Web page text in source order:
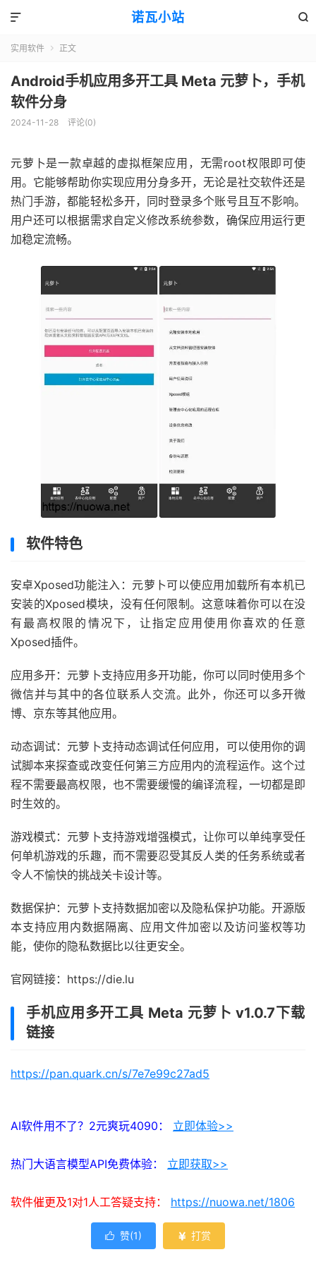
诺瓦小站 

实用软件  正文
Android手机应用多开工具 Meta 元萝卜，手机
软件分身
2024-11-28 评论(0)
元萝卜是一款卓越的虚拟框架应用，无需root权限即可使
用。它能够帮助你实现应用分身多开，无论是社交软件还是
热门手游，都能轻松多开，同时登录多个账号且互不影响。
用户还可以根据需求自定义修改系统参数，确保应用运行更
加稳定流畅。
软件特色
安卓Xposed功能注入：元萝卜可以使应用加载所有本机已
安装的Xposed模块，没有任何限制。这意味着你可以在没
有最高权限的情况下，让指定应用使用你喜欢的任意
Xposed插件。
应用多开：元萝卜支持应用多开功能，你可以同时使用多个
微信并与其中的各位联系人交流。此外，你还可以多开微
博、京东等其他应用。
动态调试：元萝卜支持动态调试任何应用，可以使用你的调
试脚本来探查或改变任何第三方应用内的流程运作。这个过
程不需要最高权限，也不需要缓慢的编译流程，一切都是即
时生效的。
游戏模式：元萝卜支持游戏增强模式，让你可以单纯享受任
何单机游戏的乐趣，而不需要忍受其反人类的任务系统或者
令人不愉快的挑战关卡设计等。
数据保护：元萝卜支持数据加密以及隐私保护功能。开源版
本支持应用内数据隔离、应用文件加密以及访问鉴权等功
能，使你的隐私数据比以往更安全。
官网链接：https://die.lu
手机应用多开工具 Meta 元萝卜 v1.0.7下载
链接
https://pan.quark.cn/s/7e7e99c27ad5
AI软件用不了？2元爽玩4090： 立即体验>>
热门大语言模型API免费体验： 立即获取>>
软件催更及1对1人工答疑支持： https://nuowa.net/1806
 赞(1)  打赏